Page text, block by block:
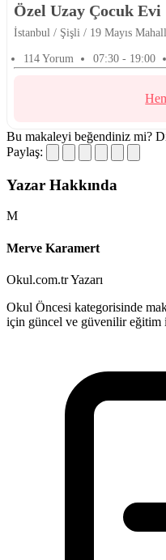
Özel Uzay Çocuk Evi
İstanbul / Şişli / 19 Mayıs
114 Yorum 07:30 - 19:00
Bu makaleyi beğendiniz mi?
Paylaş:
Yazar Hakkında
M
Merve Karamert
Okul.com.tr Yazarı
Okul Öncesi kategorisinde
için güncel ve güvenilir eğitim